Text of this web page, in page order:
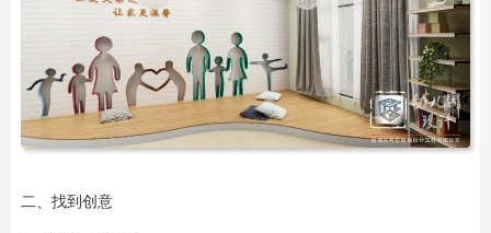
二、找到创意